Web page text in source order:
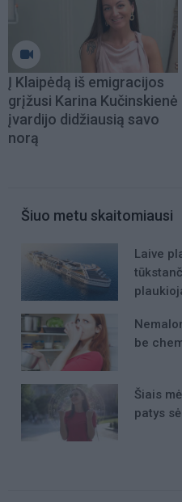
Į Klaipėdą iš emigracijos
grįžusi Karina Kučinskienė
įvardijo didžiausią savo
norą
Šiuo metu skaitomiausi
Laive
be
Šiais
patys